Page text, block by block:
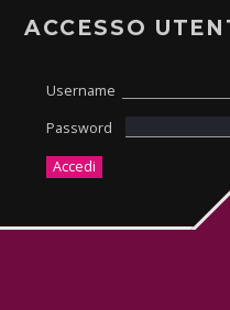
ACCESSO
Username
Password